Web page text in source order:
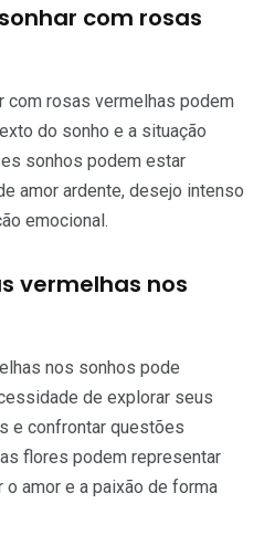
com rosas
com rosas vermelhas podem
do sonho e a situação
sonhos podem estar
amor ardente, desejo intenso
emocional.
vermelhas nos
nos sonhos pode
de explorar seus
e confrontar questões
flores podem representar
amor e a paixão de forma